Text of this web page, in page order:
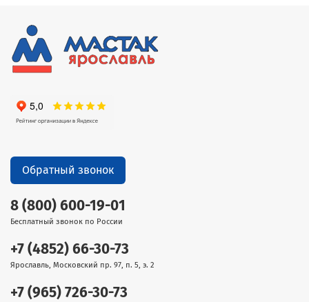
8 (800) 600-19-01
Бесплатный звонок по России
+7 (4852) 66-30-73
Ярославль, Московский пр. 97, п. 5, э. 2
+7 (965) 726-30-73
Обратный звонок